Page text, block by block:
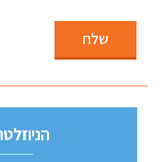
שלח